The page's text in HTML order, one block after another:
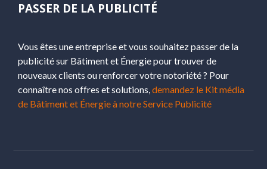
PASSER DE LA PUBLICITÉ
Vous êtes une entreprise et vous souhaitez passer de la
publicité sur Bâtiment et Énergie pour trouver de
nouveaux clients ou renforcer votre notoriété ? Pour
connaître nos offres et solutions,demandez le Kit média
de Bâtiment et Énergie à notre Service Publicité